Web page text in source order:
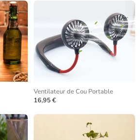
Ventilateur de Cou Portable
16,95 €